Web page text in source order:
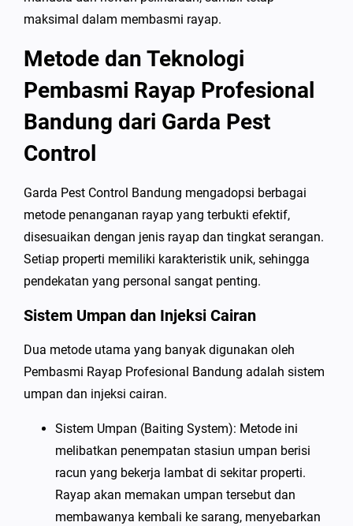
maksimal dalam membasmi rayap.
Metode dan Teknologi
Pembasmi Rayap Profesional
Bandung dari Garda Pest
Control
Garda Pest Control Bandung mengadopsi berbagai
metode penanganan rayap yang terbukti efektif,
disesuaikan dengan jenis rayap dan tingkat serangan.
Setiap properti memiliki karakteristik unik, sehingga
pendekatan yang personal sangat penting.
Sistem Umpan dan Injeksi Cairan
Dua metode utama yang banyak digunakan oleh
Pembasmi Rayap Profesional Bandung adalah sistem
umpan dan injeksi cairan.
Sistem Umpan (Baiting System): Metode ini
melibatkan penempatan stasiun umpan berisi
racun yang bekerja lambat di sekitar properti.
Rayap akan memakan umpan tersebut dan
membawanya kembali ke sarang, menyebarkan